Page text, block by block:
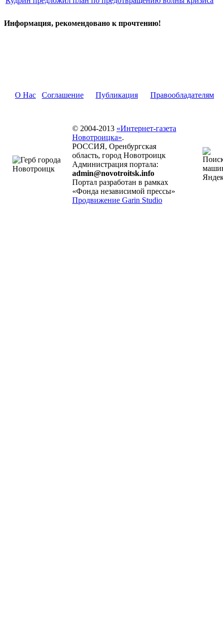
Информация, рекомендовано к прочтению!
О Нас Соглашение Публикация Правообладателям
© 2004-2013 «Интернет-газета
Новотроицка».
РОССИЯ, Оренбургская
область, город Новотроицк
Администрация портала:
admin@novotroitsk.info
Портал разработан в рамках
«Фонда независимой прессы»
Продвижение Garin Studio